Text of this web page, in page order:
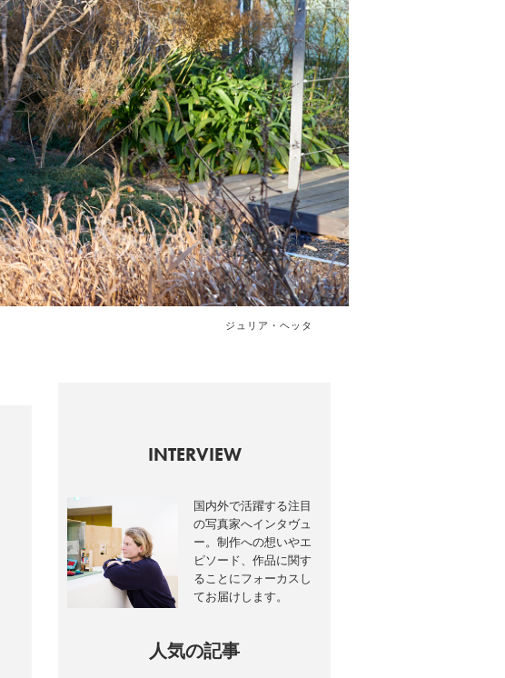
ジュリア・ヘッタ
INTERVIEW
国内外で活躍する注目
の写真家へインタヴュ
ー。制作への想いやエ
ピソード、作品に関す
ることにフォーカスし
てお届けします。
人気の記事